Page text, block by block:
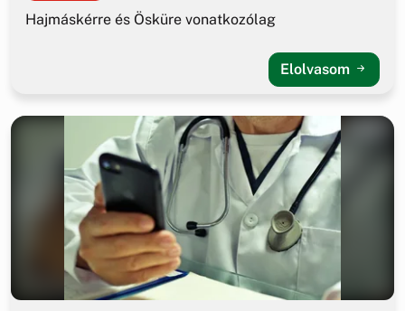
Hajmáskérre és Ösküre vonatkozólag
Elolvasom